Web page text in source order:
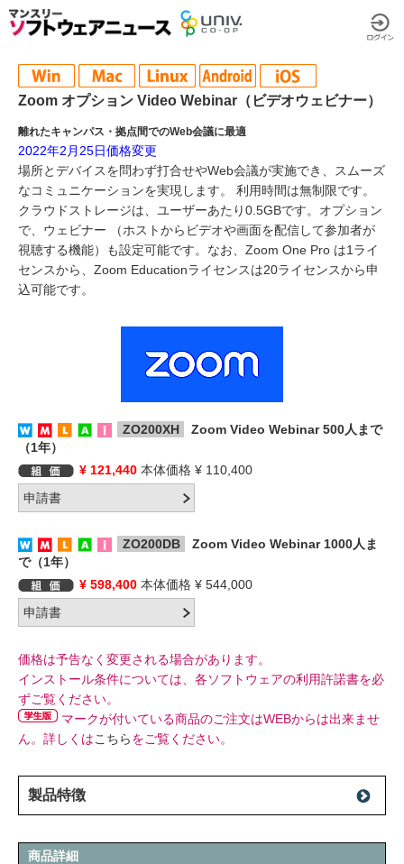
Zoom オプション Video Webinar（ビデオウェビナー）
離れたキャンパス・拠点間でのWeb会議に最適
2022年2月25日価格変更
場所とデバイスを問わず打合せやWeb会議が実施でき、スムーズ
なコミュニケーションを実現します。 利用時間は無制限です。
クラウドストレージは、ユーザーあたり0.5GBです。オプション
で、ウェビナー （ホストからビデオや画面を配信して参加者が
視聴する機能）も設定可能です。なお、Zoom One Pro は1ライ
センスから、Zoom Educationライセンスは20ライセンスから申
込可能です。
ZO200XH
Zoom Video Webinar 500人まで
（1年）
¥ 121,440 本体価格 ¥ 110,400
ZO200DB
Zoom Video Webinar 1000人ま
で（1年）
¥ 598,400 本体価格 ¥ 544,000
価格は予告なく変更される場合があります。
インストール条件については、各ソフトウェアの利用許諾書を必
ずご覧ください。
マークが付いている商品のご注文はWEBからは出来ませ
ん。詳しくはこちらをご覧ください。
製品特徴
商品詳細